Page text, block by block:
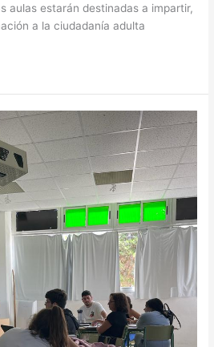
aulas estarán destinadas a impartir,
a la ciudadanía adulta